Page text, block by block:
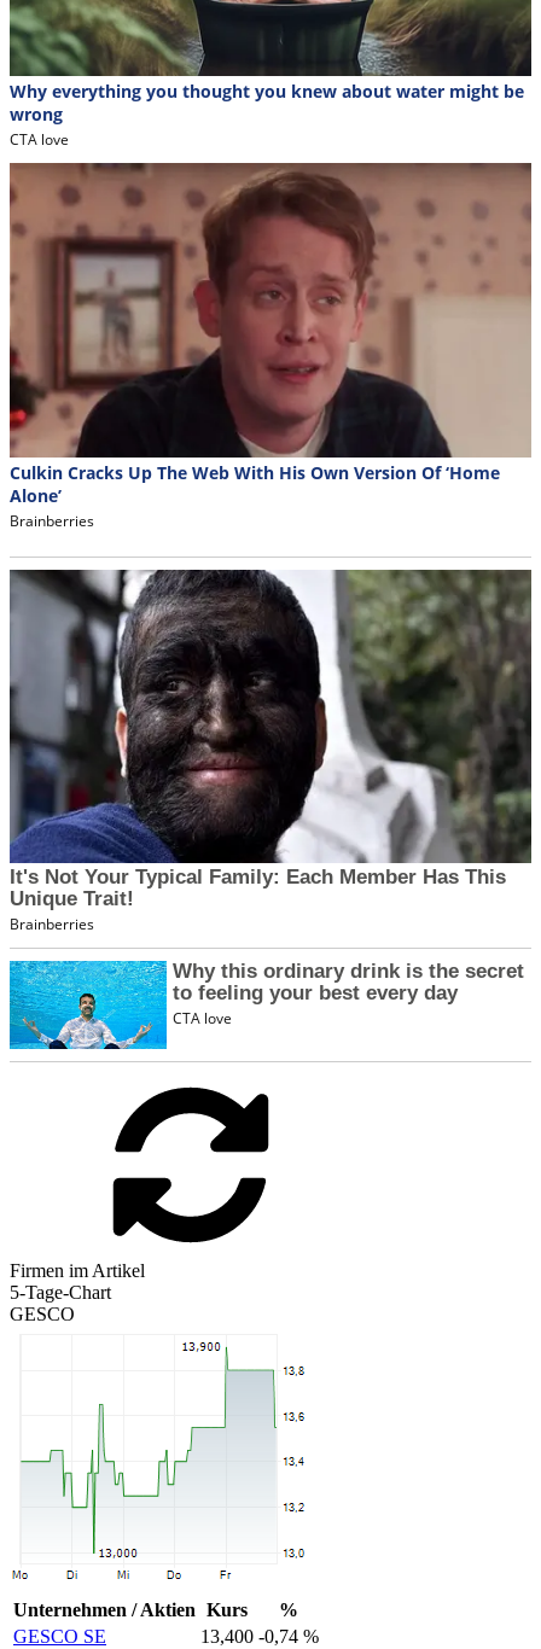
Firmen im Artikel
5-Tage-Chart
GESCO
Unternehmen / Aktien Kurs
%
GESCO SE
13,400 -0,74 %